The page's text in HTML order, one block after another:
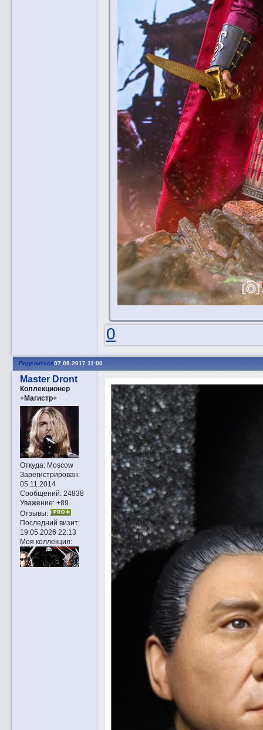
0
Поделиться07.09.2017 11:00
Master Dront
Коллекционер
+Магистр+
Откуда:Moscow
Зарегистрирован:
05.11.2014
Сообщений:24838
Уважение: +89
Отзывы:
Последний визит:
19.05.2026 22:13
Моя коллекция: